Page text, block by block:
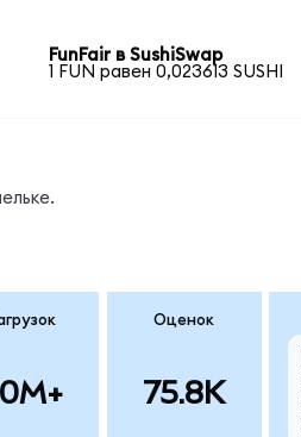
FunFair в SushiSwap
1 FUN равен 0,023613 SUSHI
Оценок
75.8K